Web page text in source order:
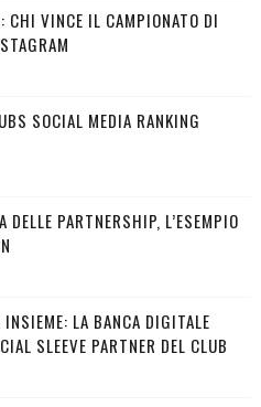
CHI VINCE IL CAMPIONATO DI
SOCIAL MEDIA RANKING
DELLE PARTNERSHIP, L’ESEMPIO
LA BANCA DIGITALE
SLEEVE PARTNER DEL CLUB